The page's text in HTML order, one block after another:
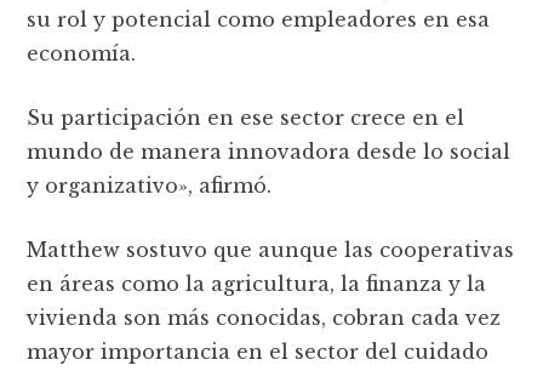
su rol y potencial como empleadores en esa
economí­a.
Su participación en ese sector crece en el
mundo de manera innovadora desde lo social
y organizativo», afirmó.
Matthew sostuvo que aunque las cooperativas
en áreas como la agricultura, la finanza y la
vivienda son más conocidas, cobran cada vez
mayor importancia en el sector del cuidado